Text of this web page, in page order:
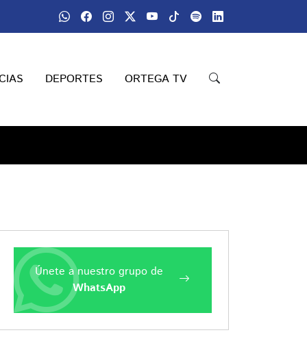
DEPORTES ORTEGA TV
Únete a nuestro grupo de
WhatsApp